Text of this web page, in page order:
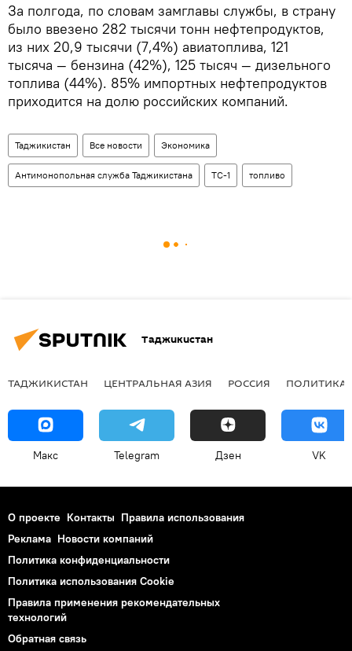
За полгода, по словам замглавы службы, в страну
было ввезено 282 тысячи тонн нефтепродуктов,
из них 20,9 тысячи (7,4%) авиатоплива, 121
тысяча — бензина (42%), 125 тысяч — дизельного
топлива (44%). 85% импортных нефтепродуктов
приходится на долю российских компаний.
Таджикистан Все новости Экономика
Антимонопольная служба Таджикистана ТС-1 топливо
Таджикистан
ТАДЖИКИСТАН ЦЕНТРАЛЬНАЯ АЗИЯ РОССИЯ ПОЛИТИКА
Макс Telegram Дзен VK
О проекте Контакты Правила использования
Реклама Новости компаний
Политика конфиденциальности
Политика использования Cookie
Правила применения рекомендательных
технологий
Обратная связь